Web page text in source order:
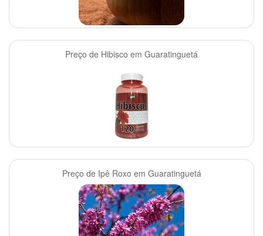
Preço de Hibisco em Guaratinguetá
Preço de Ipê Roxo em Guaratinguetá